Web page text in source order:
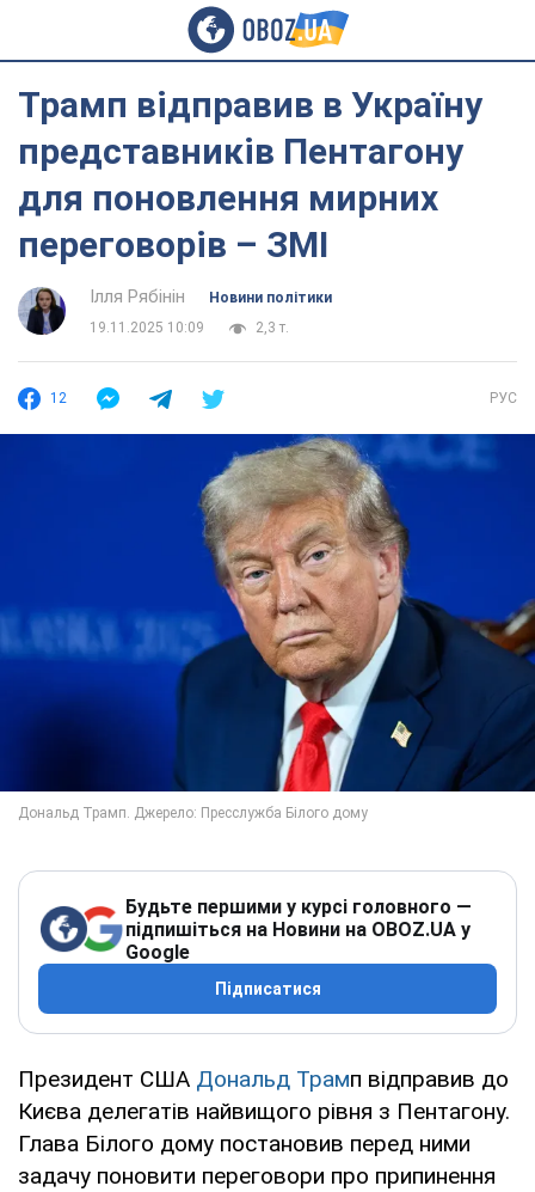
Трамп відправив в Україну
представників Пентагону
для поновлення мирних
переговорів – ЗМІ
Ілля Рябінін
Новини політики
19.11.2025 10:09
2,3 т.
12 РУС
Будьте першими у курсі головного —
підпишіться на Новини на OBOZ.UA у
Google
Підписатися
Президент США Дональд Трамп відправив до
Києва делегатів найвищого рівня з Пентагону.
Глава Білого дому постановив перед ними
задачу поновити переговори про припинення